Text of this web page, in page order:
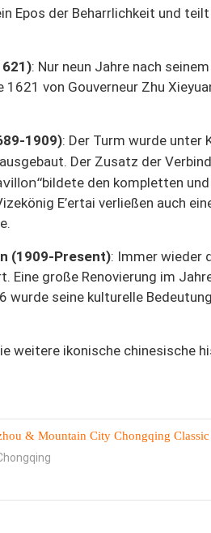
Epos der Beharrlichkeit und
: Nur neun Jahre nach
von Gouverneur Zhu
1909): Der Turm wurde unter
Der Zusatz der
bildete den kompletten
E’ertai verließen auch
(1909-Present): Immer wieder
Eine große Renovierung im
seine kulturelle
weitere ikonische chinesische
& Mountain City Chongqing